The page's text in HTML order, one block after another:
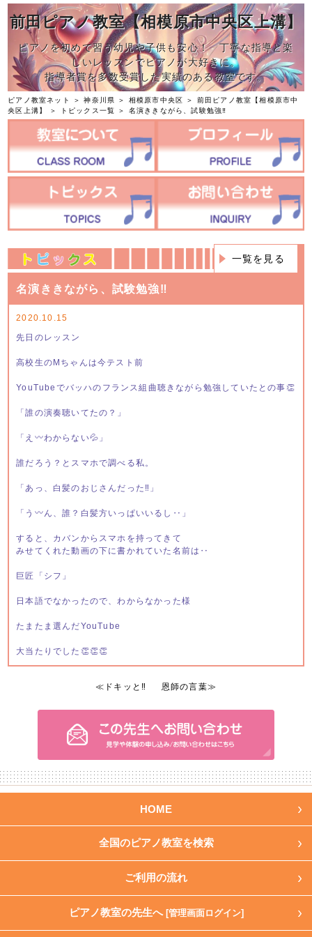
前田ピアノ教室【相模原市中央区上溝】
ピアノを初めて習う幼児や子供も安心！ 丁寧な指導と楽
しいレッスンでピアノが大好きに。
指導者賞を多数受賞した実績のある教室です。
ピアノ教室ネット ＞神奈川県 ＞ 相模原市中央区 ＞ 前田ピアノ教室【相模原市中
央区上溝】
＞ トピックス一覧 ＞ 名演ききながら、試験勉強‼️
一覧を見る
名演ききながら、試験勉強‼️
2020.10.15
先日のレッスン
高校生のMちゃんは今テスト前
YouTubeでバッハのフランス組曲聴きながら勉強していたとの事👏
「誰の演奏聴いてたの？」
「え〰︎わからない💦」
誰だろう？とスマホで調べる私。
「あっ、白髪のおじさんだった‼️」
「う〰︎ん、誰？白髪方いっぱいいるし‥」
すると、カバンからスマホを持ってきて
みせてくれた動画の下に書かれていた名前は‥
巨匠「シフ」
日本語でなかったので、わからなかった様
たまたま選んだYouTube
大当たりでした👏👏👏
≪ ドキッと‼️ 恩師の言葉≫
HOME
全国のピアノ教室を検索
ご利用の流れ
ピアノ教室の先生へ [管理画面ログイン]